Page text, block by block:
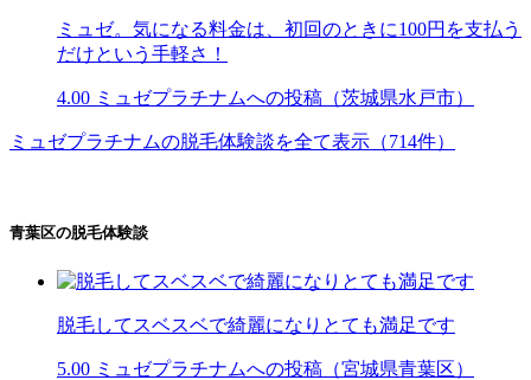
ミュゼ。気になる料金は、初回のときに100円を支払う
だけという手軽さ！
4.00 ミュゼプラチナムへの投稿（茨城県水戸市）
ミュゼプラチナムの脱毛体験談を全て表示（714件）
青葉区の脱毛体験談
脱毛してスベスベで綺麗になりとても満足です
5.00 ミュゼプラチナムへの投稿（宮城県青葉区）